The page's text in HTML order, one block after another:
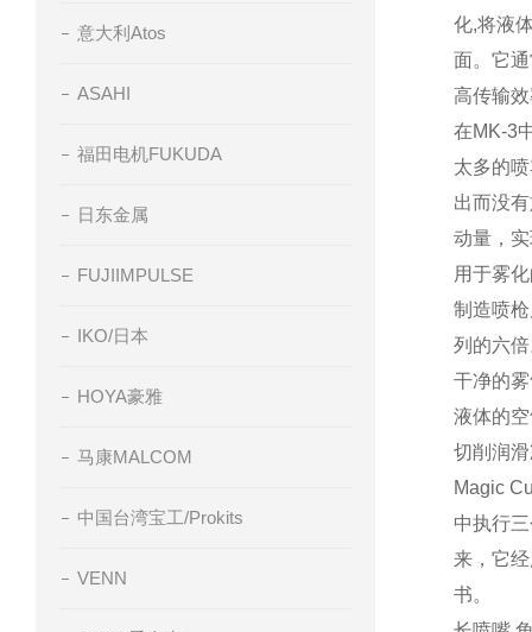
意大利Atos
ASAHI
福田电机FUKUDA
日东金属
FUJIIMPULSE
IKO/日本
HOYA豪雅
马康MALCOM
中国台湾宝工/Prokits
VENN
化,将液
面。它
高传输
在MK-3
太多的
出而没
动量，
用于雾
制造喷
列的六
干净的
液体的
切削润
Magic
中执行
来，它
书。